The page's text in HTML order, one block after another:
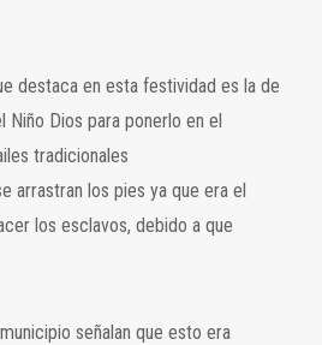
destaca en esta festividad es la de
Niño Dios para ponerlo en el
tradicionales
arrastran los pies ya que era el
los esclavos, debido a que
señalan que esto era